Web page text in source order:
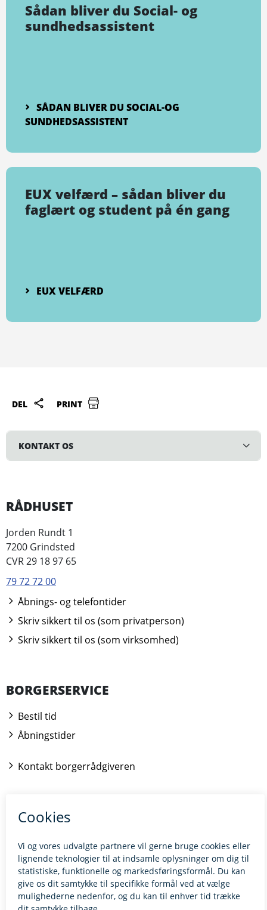
Sådan bliver du Social- og
sundhedsassistent
SÅDAN BLIVER DU SOCIAL-OG
SUNDHEDSASSISTENT
EUX velfærd – sådan bliver du
faglært og student på én gang
EUX VELFÆRD
DEL PRINT
KONTAKT OS
RÅDHUSET
Jorden Rundt 1
7200 Grindsted
CVR 29 18 97 65
79 72 72 00
Åbnings- og telefontider
Skriv sikkert til os (som privatperson)
Skriv sikkert til os (som virksomhed)
BORGERSERVICE
Bestil tid
Åbningstider
Kontakt borgerrådgiveren
BILLUND.DK
Tilgængelighedserklæring
Giv feedback til hjemmesiden